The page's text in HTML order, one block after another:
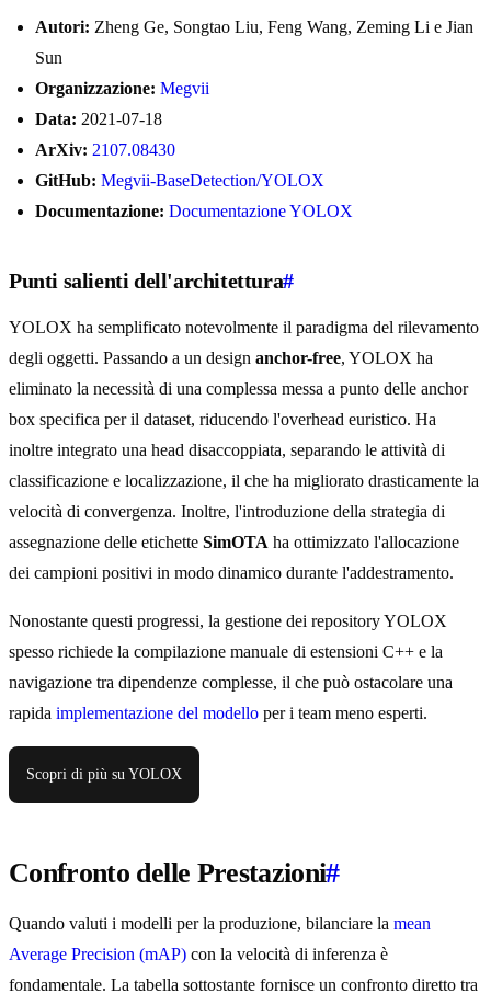
Autori: Zheng Ge, Songtao Liu, Feng Wang, Zeming Li e Jian
Sun
Organizzazione: Megvii
Data: 2021-07-18
ArXiv: 2107.08430
GitHub: Megvii-BaseDetection/YOLOX
Documentazione: Documentazione YOLOX
Punti salienti dell'architettura#
YOLOX ha semplificato notevolmente il paradigma del rilevamento
degli oggetti. Passando a un design anchor-free, YOLOX ha
eliminato la necessità di una complessa messa a punto delle anchor
box specifica per il dataset, riducendo l'overhead euristico. Ha
inoltre integrato una head disaccoppiata, separando le attività di
classificazione e localizzazione, il che ha migliorato drasticamente la
velocità di convergenza. Inoltre, l'introduzione della strategia di
assegnazione delle etichette SimOTA ha ottimizzato l'allocazione
dei campioni positivi in modo dinamico durante l'addestramento.
Nonostante questi progressi, la gestione dei repository YOLOX
spesso richiede la compilazione manuale di estensioni C++ e la
navigazione tra dipendenze complesse, il che può ostacolare una
rapida implementazione del modello per i team meno esperti.
Scopri di più su YOLOX
Confronto delle Prestazioni#
Quando valuti i modelli per la produzione, bilanciare la mean
Average Precision (mAP) con la velocità di inferenza è
fondamentale. La tabella sottostante fornisce un confronto diretto tra